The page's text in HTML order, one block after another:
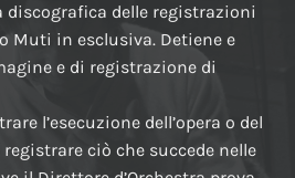
delle registrazioni
Muti in esclusiva. Detiene e
e di registrazione di
l’esecuzione dell’opera o del
ciò che succede nelle